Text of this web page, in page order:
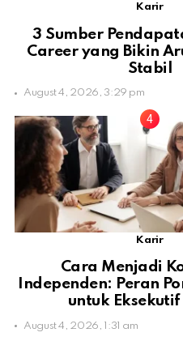
Karir
3 Sumber
Career yang Bikin
Stabil
August 4, 2026, 3:29 pm
Karir
Cara Menjadi
Independen: Peran
untuk
August 4, 2026, 1:31 am